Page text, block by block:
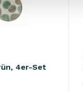
4er-Set